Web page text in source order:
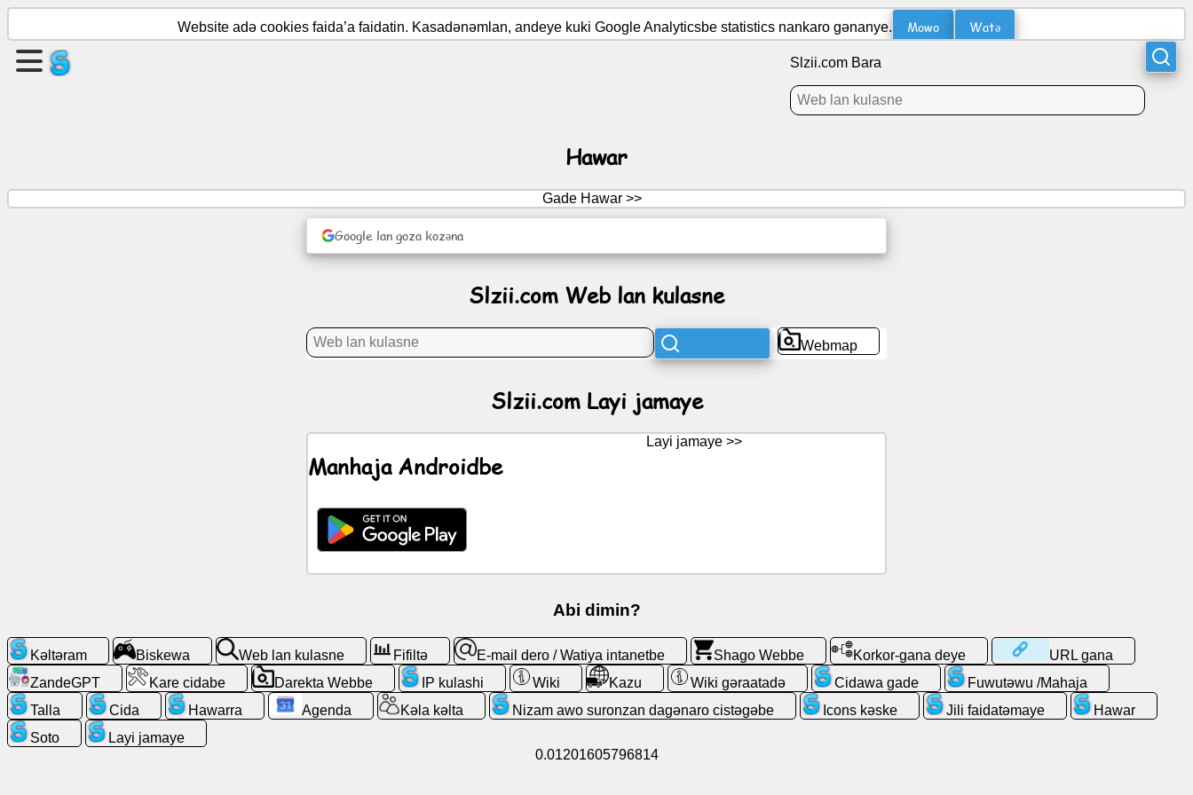
Warak
kǝlta
Biskewa
Web
lan
Website adə cookies faida’a faidatin. Kasadənəmlan, andeye kuki Google Analyticsbe statistics nankaro gənanye. Mowo Watə
Slzii.com Bara
Hawar
Gade Hawar >>
Google lan goza kozəna
Slzii.com Web lan kulasne
Webmap
Slzii.com Layi jamaye
Manhaja Androidbe
Layi jamaye >>
Abi dimin?
Kǝltǝram Biskewa Web lan kulasne Fifiltə E-mail dero / Watiya intanetbe Shago Webbe Korkor-gana deye
URL gana
ZandeGPT
Kare cidabe Darekta Webbe IP kulashi Wiki Kazu Wiki gəraatadə Cidawa gade
Fuwutəwu /Mahaja
Talla
Cida Hawarra Agenda Kǝla kǝlta Nizam awo suronzan dagǝnaro cistǝgǝbe Icons kəske Jili faidatǝmaye
Hawar
Soto
Layi jamaye
0.01201605796814